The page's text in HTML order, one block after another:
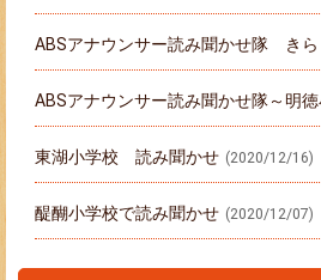
ABSアナウンサー読み聞かせ隊 きら
ABSアナウンサー読み聞かせ隊～明徳
東湖小学校 読み聞かせ (2020/12/16)
醍醐小学校で読み聞かせ (2020/12/07)